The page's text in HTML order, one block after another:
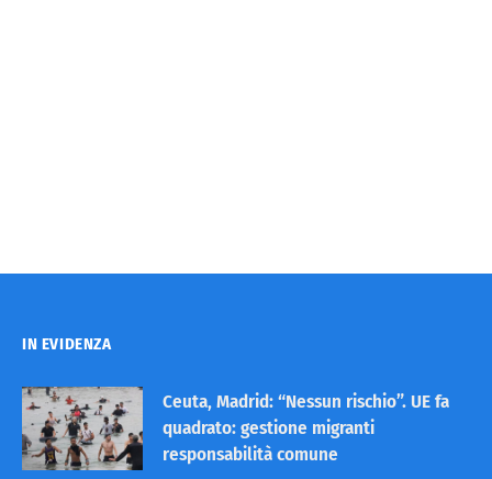
IN EVIDENZA
Ceuta, Madrid: “Nessun rischio”. UE fa
quadrato: gestione migranti
responsabilità comune